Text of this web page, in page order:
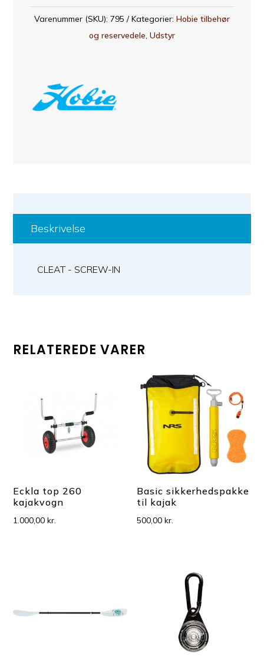
Varenummer (SKU): 795 Kategorier: Hobie tilbehør
og reservedele, Udstyr
Beskrivelse
CLEAT - SCREW-IN
RELATEREDE VARER
Eckla top 260
kajakvogn
1.000,00kr.
Basic sikkerhedspakke
til kajak
500,00kr.